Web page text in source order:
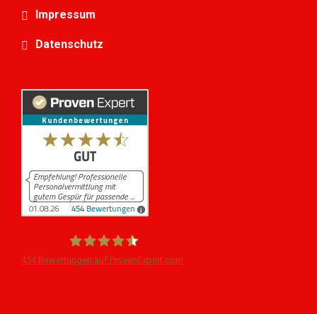
Impressum
Datenschutz
454Bewertungen auf ProvenExpert.com